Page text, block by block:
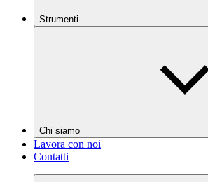
Strumenti
Chi siamo
Lavora con noi
Contatti